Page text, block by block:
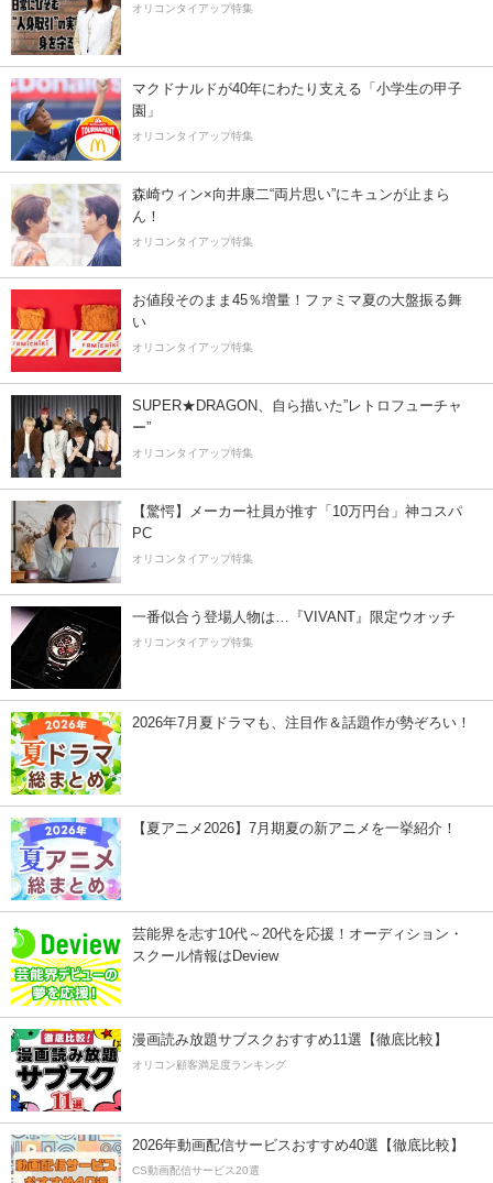
オリコンタイアップ特集
マクドナルドが40年にわたり支える「小学生の甲子
園」
オリコンタイアップ特集
森崎ウィン×向井康二“両片思い”にキュンが止まら
ん！
オリコンタイアップ特集
お値段そのまま45％増量！ファミマ夏の大盤振る舞
い
オリコンタイアップ特集
SUPER★DRAGON、自ら描いた”レトロフューチャ
ー”
オリコンタイアップ特集
【驚愕】メーカー社員が推す「10万円台」神コスパ
PC
オリコンタイアップ特集
一番似合う登場人物は…『VIVANT』限定ウオッチ
オリコンタイアップ特集
2026年7月夏ドラマも、注目作＆話題作が勢ぞろい！
【夏アニメ2026】7月期夏の新アニメを一挙紹介！
芸能界を志す10代～20代を応援！オーディション・
スクール情報はDeview
漫画読み放題サブスクおすすめ11選【徹底比較】
オリコン顧客満足度ランキング
2026年動画配信サービスおすすめ40選【徹底比較】
CS動画配信サービス20選